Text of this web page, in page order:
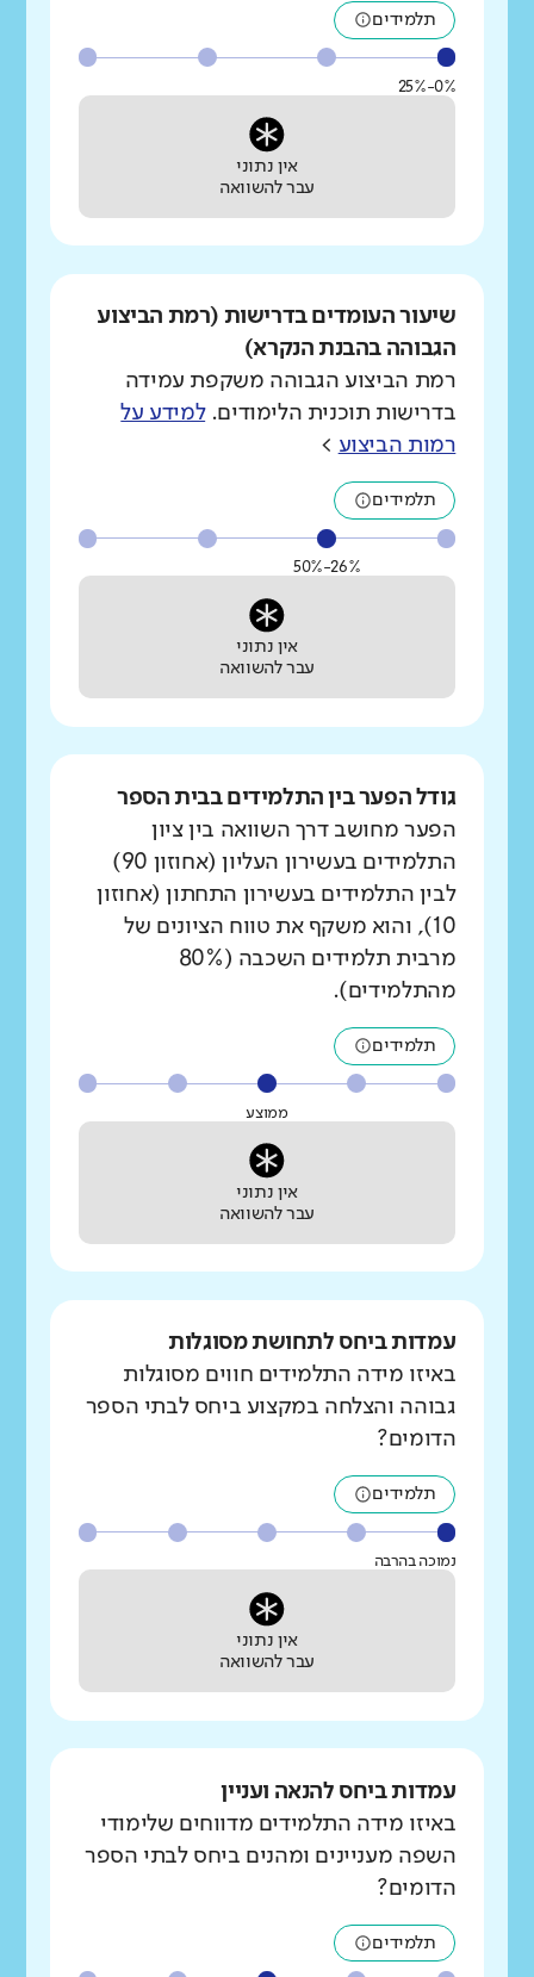
תלמידים
0%-25%
אין נתוני
עבר להשוואה
שיעור העומדים בדרישות (רמת הביצוע
הגבוהה בהבנת הנקרא)
רמת הביצוע הגבוהה משקפת עמידה
בדרישות תוכנית הלימודים.למידע על
רמות הביצוע >
תלמידים
26%-50%
אין נתוני
עבר להשוואה
גודל הפער בין התלמידים בבית הספר
הפער מחושב דרך השוואה בין ציון
התלמידים בעשירון העליון (אחוזון 90)
לבין התלמידים בעשירון התחתון (אחוזון
10), והוא משקף את טווח הציונים של
מרבית תלמידים השכבה (80%
מהתלמידים).
תלמידים
ממוצע
אין נתוני
עבר להשוואה
עמדות ביחס לתחושת מסוגלות
באיזו מידה התלמידים חווים מסוגלות
גבוהה והצלחה במקצוע ביחס לבתי הספר
הדומים?
תלמידים
נמוכה בהרבה
אין נתוני
עבר להשוואה
עמדות ביחס להנאה ועניין
באיזו מידה התלמידים מדווחים שלימודי
השפה מעניינים ומהנים ביחס לבתי הספר
הדומים?
תלמידים